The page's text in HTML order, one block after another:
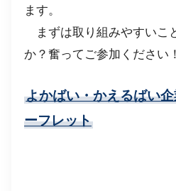
ます。
まずは取り組みやすいこ
か？奮ってご参加ください！
よかばい・かえるばい
ーフレット